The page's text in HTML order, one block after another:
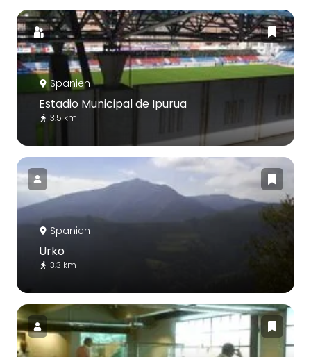
Spanien
Estadio Municipal de Ipurua
3.5 km
Spanien
Urko
3.3 km